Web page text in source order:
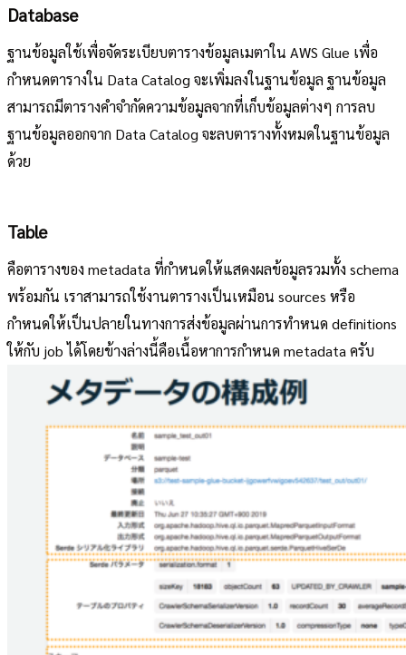
Database
ฐานข้อมูลใช้เพื่อจัดระเบียบตารางข้อมูลเมตาใน AWS Glue เพื่อ
กำหนดตารางใน Data Catalog จะเพิ่มลงในฐานข้อมูล ฐานข้อมูล
สามารถมีตารางคำจำกัดความข้อมูลจากที่เก็บข้อมูลต่างๆ การลบ
ฐานข้อมูลออกจาก Data Catalog จะลบตารางทั้งหมดในฐานข้อมูล
ด้วย
Table
คือตารางของ metadata ที่กำหนดให้แสดงผลข้อมูลรวมทั้ง schema
พร้อมกัน เราสามารถใช้งานตารางเป็นเหมือน sources หรือ
กำหนดให้เป็นปลายในทางการส่งข้อมูลผ่านการทำหนด definitions
ให้กับ job ได้โดยข้างล่างนี้คือเนื้อหาการกำหนด metadata ครับ